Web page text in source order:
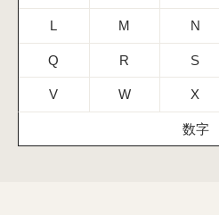
L M N
Q R S
V W X
数字